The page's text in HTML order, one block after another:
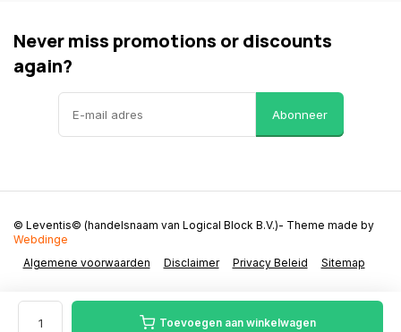
Toevoegen aan winkelwagen
Never miss promotions or discounts
again?
Abonneer
Algemene voorwaarden Disclaimer Privacy Beleid Sitemap
© Leventis© (handelsnaam van Logical Block B.V.)- Theme made by
Webdinge